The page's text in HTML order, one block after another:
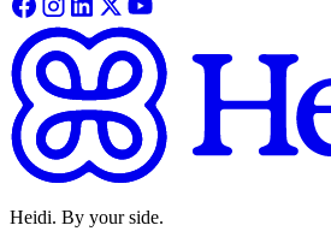
Heidi. By your side.